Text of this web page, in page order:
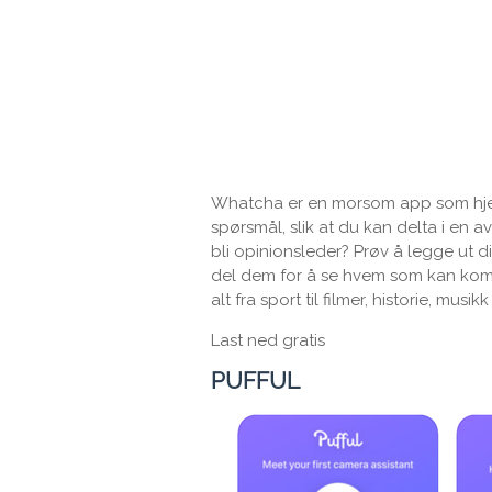
Whatcha er en morsom app som
spørsmål, slik at du kan delta i en
bli opinionsleder? Prøv å legge ut
del dem for å se hvem som kan
alt fra sport til filmer, historie,
Last ned gratis
PUFFUL